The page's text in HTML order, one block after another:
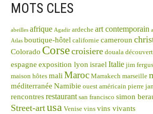
MOTS CLES
abeilles afrique Agadir ardeche art contemporain
Atlas boutique-hôtel californie cameroun
Colorado Corsecroisiere douala
espagne exposition lyon israel Italie jim fergus
maison hôtes mali Maroc Marrakech marseille
méditerranée Namibie ouest américain pierre
rencontresrestaurant san francisco simon
Street-artusa Venise vins vins vivants